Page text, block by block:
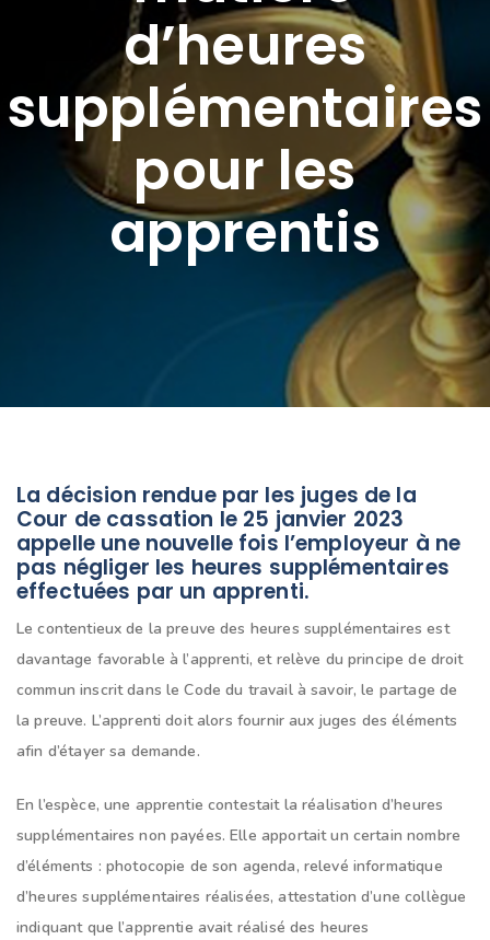
d’heures
supplémentaires
pour les
apprentis
La décision rendue par les juges de la
Cour de cassation le 25 janvier 2023
appelle une nouvelle fois l’employeur à ne
pas négliger les heures supplémentaires
effectuées par un apprenti.
Le contentieux de la preuve des heures supplémentaires est
davantage favorable à l’apprenti, et relève du principe de droit
commun inscrit dans le Code du travail à savoir, le partage de
la preuve. L’apprenti doit alors fournir aux juges des éléments
afin d’étayer sa demande.
En l’espèce, une apprentie contestait la réalisation d’heures
supplémentaires non payées. Elle apportait un certain nombre
d’éléments : photocopie de son agenda, relevé informatique
d’heures supplémentaires réalisées, attestation d’une collègue
indiquant que l’apprentie avait réalisé des heures